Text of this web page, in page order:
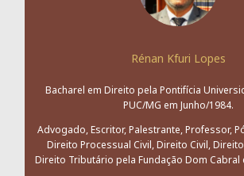
Rénan Kfuri Lopes
Bacharel em Direito pela Pontifícia
PUC/MG em Junho/1984.
Advogado, Escritor, Palestrante, Professor,
Direito Processual Civil, Direito Civil,
Direito Tributário pela Fundação Dom Cabral